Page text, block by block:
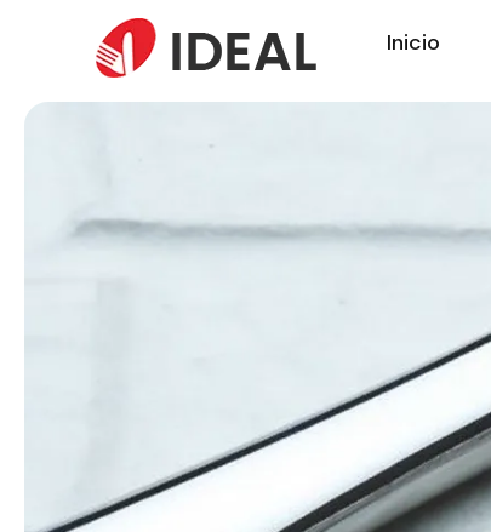
Inicio